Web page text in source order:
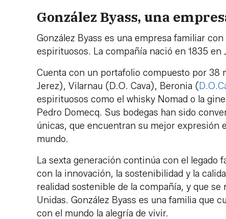
González Byass, una
González Byass es una empresa familiar
espirituosos. La compañía nació en 1835 en
Cuenta con un portafolio compuesto por 38
Jerez), Vilarnau (D.O. Cava), Beronia (
espirituosos como el whisky Nomad o la
Pedro Domecq. Sus bodegas han sido
únicas, que encuentran su mejor expresión
mundo.
La sexta generación continúa con el
con la innovación, la sostenibilidad y la
realidad sostenible de la compañía, y que
Unidas. González Byass es una familia que
con el mundo la alegría de vivir.